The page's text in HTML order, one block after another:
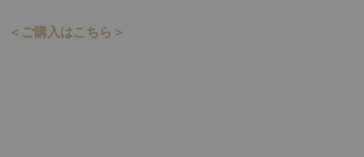
＜ご購入はこちら＞